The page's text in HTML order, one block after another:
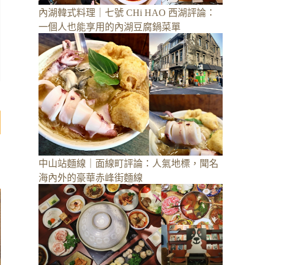
內湖韓式料理｜七號 CHi HAO 西湖評論：
一個人也能享用的內湖豆腐鍋菜單
中山站麵線｜面線町評論：人氣地標，聞名
海內外的豪華赤峰街麵線